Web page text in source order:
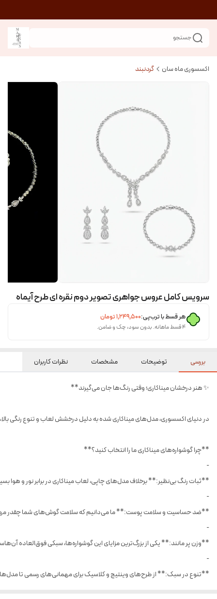
جستجو
اکسسوری ماه سان گردنبند
سرویس کامل عروس جواهری تصویر دوم نقره ای طرح آیماه
هر قسط با ترب‌پی:۱٬۲۴۹٬۵۰۰تومان
۴ قسط ماهانه. بدون سود، چک و ضامن.
بررسی توضیحات مشخصات نظرات کاربران
✨ هنر درخشان میناکاری؛ وقتی رنگ‌ها جان می‌گیرند**
در دنیای اکسسوری، مدل‌های میناکاری شده به دلیل درخشش لعاب و تنوع رنگی
**چرا گوشواره‌های میناکاری ما را انتخاب کنید؟**
-
**ثبات رنگ بی‌نظیر:** برخلاف مدل‌های چاپی، لعاب میناکاری در برابر نور و
-
**ضد حساسیت و سلامت پوست:** ما می‌دانیم که سلامت گوش‌های شما چقدر مهم
-
**وزن پر مانند:** یکی از بزرگ‌ترین مزایای این گوشواره‌ها، سبکی فوق‌العاده
-
**تنوع در سبک:** از طرح‌های وینتیج و کلاسیک برای مهمانی‌های رسمی تا مدل‌های